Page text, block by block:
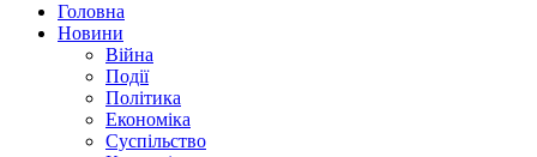
Головна
Новини
Війна
Події
Політика
Економіка
Суспільство